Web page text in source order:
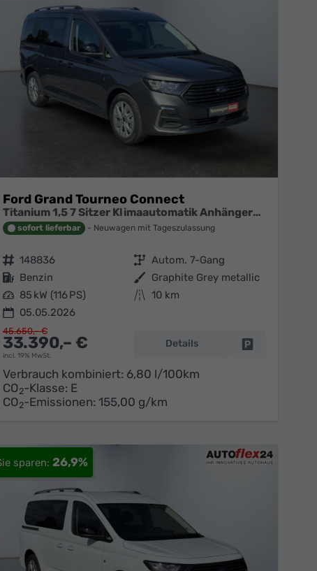
Ford Grand Tourneo Connect
Titanium 1,5 7 Sitzer Klimaautomatik Anhängerkupplung Sitzheizung Einparkhilfe Kamera 17 Zoll Leichtmetall ACC
sofort lieferbar Neuwagen mit Tageszulassung
Fahrzeugnr. 148836 Getriebe Autom. 7-Gang
Kraftstoff Benzin Außenfarbe Graphite Grey metallic
Leistung 85 kW (116 PS) Kilometerstand 10 km
05.05.2026
33.390,– €
incl. 19% MwSt.
45.650,– €
Details
Verbrauch kombiniert: 6,80 l/100km
CO2-Klasse: E
CO2-Emissionen: 155,00 g/km
26,9%